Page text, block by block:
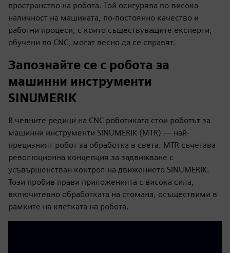
пространство на робота. Той осигурява по-висока
наличност на машината, по-постоянно качество и
работни процеси, с които съществуващите експерти,
обучени по CNC, могат лесно да се справят.
Запознайте се с робота за
машинни инструменти
SINUMERIK
В челните редици на CNC роботиката стои роботът за
машинни инструменти SINUMERIK (MTR) — най-
прецизният робот за обработка в света. MTR съчетава
революционна концепция за задвижване с
усъвършенстван контрол на движението SINUMERIK.
Този пробив прави приложенията с висока сила,
включително обработката на стомана, осъществими в
рамките на клетката на робота.